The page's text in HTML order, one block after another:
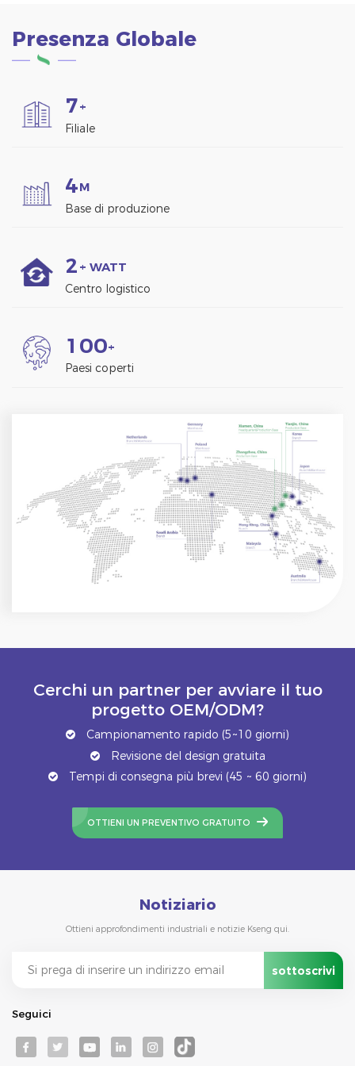
Presenza Globale
7+
Filiale
4M
Base di produzione
2 + WATT
Centro logistico
1 00+
Paesi coperti
Cerchi un partner per avviare il tuo
progetto OEM/ODM?
Campionamento rapido (5~10 giorni)
Revisione del design gratuita
Tempi di consegna più brevi (45 ~ 60 giorni)
OTTIENI UN PREVENTIVO GRATUITO
Notiziario
Ottieni approfondimenti industriali e notizie Kseng qui.
Seguici